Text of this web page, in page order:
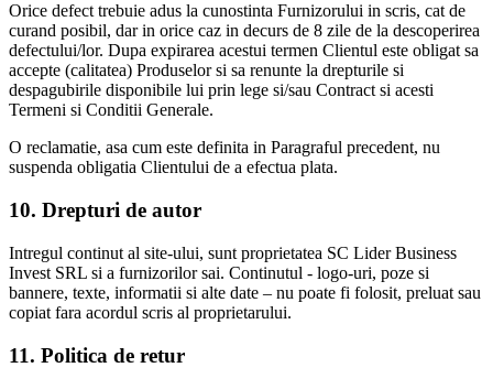
Orice defect trebuie adus la cunostinta Furnizorului in scris, cat de
curand posibil, dar in orice caz in decurs de 8 zile de la descoperirea
defectului/lor. Dupa expirarea acestui termen Clientul este obligat sa
accepte (calitatea) Produselor si sa renunte la drepturile si
despagubirile disponibile lui prin lege si/sau Contract si acesti
Termeni si Conditii Generale.
O reclamatie, asa cum este definita in Paragraful precedent, nu
suspenda obligatia Clientului de a efectua plata.
10. Drepturi de autor
Intregul continut al site-ului, sunt proprietatea SC Lider Business
Invest SRL si a furnizorilor sai. Continutul - logo-uri, poze si
bannere, texte, informatii si alte date – nu poate fi folosit, preluat sau
copiat fara acordul scris al proprietarului.
11. Politica de retur